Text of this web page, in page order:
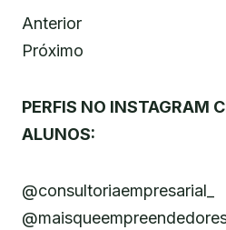
Anterior
Próximo
PERFIS NO INSTAGRAM
ALUNOS:
@consultoriaempresarial_